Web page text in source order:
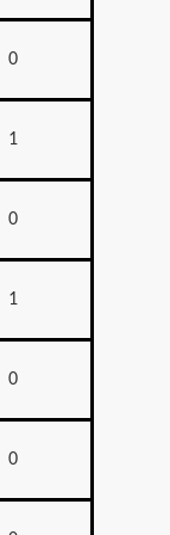
0
1
0
1
0
0